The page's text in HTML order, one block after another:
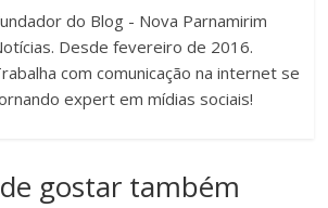
do Blog - Nova Parnamirim
Desde fevereiro de 2016.
com comunicação na internet se
expert em mídias sociais!
gostar também